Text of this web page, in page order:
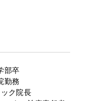
部卒
勤務
ク院長